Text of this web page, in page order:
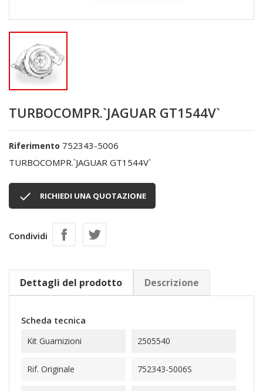
TURBOCOMPR.`JAGUAR GT1544V`
Riferimento 752343-5006
TURBOCOMPR.`JAGUAR GT1544V`
 RICHIEDI UNA QUOTAZIONE
Condividi
Dettagli del prodotto Descrizione
Scheda tecnica
Kit Guarnizioni 2505540
Rif. Originale 752343-5006S